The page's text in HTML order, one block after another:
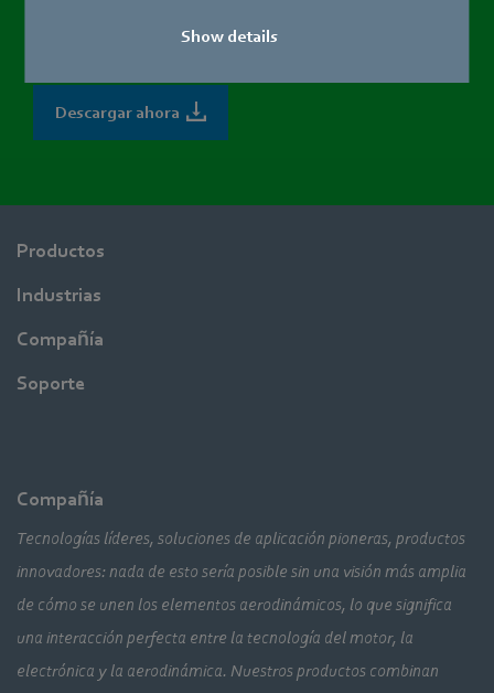
Show details
inglés) y, por lo tanto, toda la información de un vistazo:
Descargar ahora
Productos
Industrias
Compañía
Soporte
Compañía
Tecnologías líderes, soluciones de aplicación pioneras, productos
innovadores: nada de esto sería posible sin una visión más amplia
de cómo se unen los elementos aerodinámicos, lo que significa
una interacción perfecta entre la tecnología del motor, la
electrónica y la aerodinámica. Nuestros productos combinan